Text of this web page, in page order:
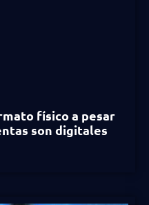
físico a pesar
son digitales